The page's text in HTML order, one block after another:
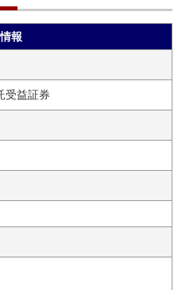
報
受益証券